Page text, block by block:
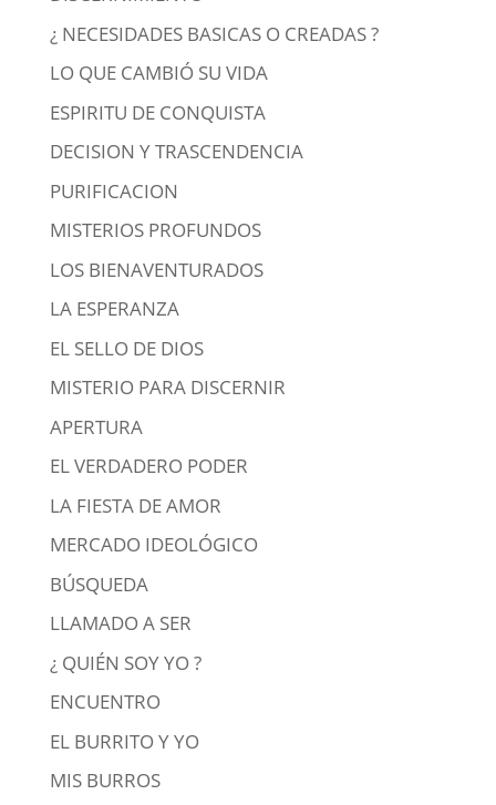
¿ NECESIDADES BASICAS O CREADAS ?
LO QUE CAMBIÓ SU VIDA
ESPIRITU DE CONQUISTA
DECISION Y TRASCENDENCIA
PURIFICACION
MISTERIOS PROFUNDOS
LOS BIENAVENTURADOS
LA ESPERANZA
EL SELLO DE DIOS
MISTERIO PARA DISCERNIR
APERTURA
EL VERDADERO PODER
LA FIESTA DE AMOR
MERCADO IDEOLÓGICO
BÚSQUEDA
LLAMADO A SER
¿ QUIÉN SOY YO ?
ENCUENTRO
EL BURRITO Y YO
MIS BURROS